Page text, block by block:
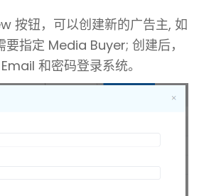
按钮，可以创建新的广告主, 如
指定 Media Buyer; 创建后，
和密码登录系统。